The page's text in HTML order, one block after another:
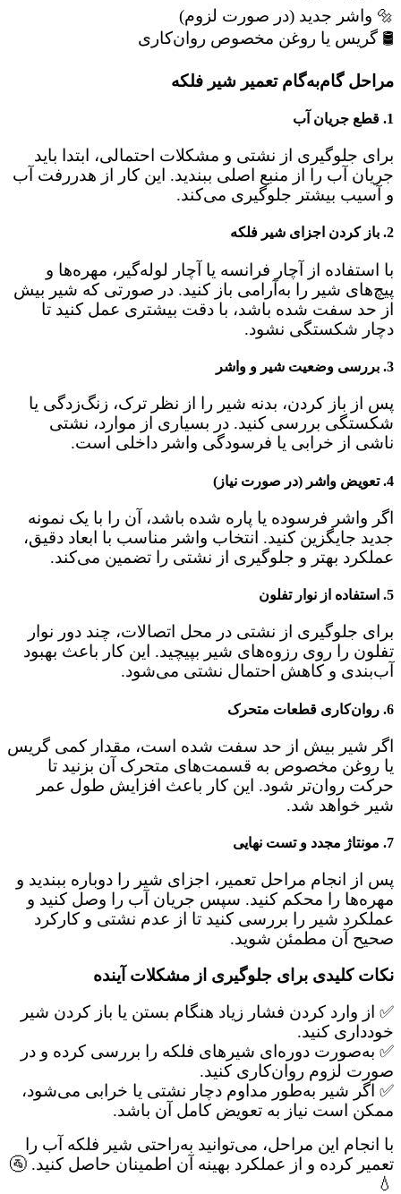
🔩 واشر جدید (در صورت لزوم)
🛢️ گریس یا روغن مخصوص روان‌کاری
مراحل گام‌به‌گام تعمیر شیر فلکه
1. قطع جریان آب
برای جلوگیری از نشتی و مشکلات احتمالی، ابتدا باید
جریان آب را از منبع اصلی ببندید. این کار از هدررفت آب
و آسیب بیشتر جلوگیری می‌کند.
2. باز کردن اجزای شیر فلکه
با استفاده از آچار فرانسه یا آچار لوله‌گیر، مهره‌ها و
پیچ‌های شیر را به‌آرامی باز کنید. در صورتی که شیر بیش
از حد سفت شده باشد، با دقت بیشتری عمل کنید تا
دچار شکستگی نشود.
3. بررسی وضعیت شیر و واشر
پس از باز کردن، بدنه شیر را از نظر ترک، زنگ‌زدگی یا
شکستگی بررسی کنید. در بسیاری از موارد، نشتی
ناشی از خرابی یا فرسودگی واشر داخلی است.
4. تعویض واشر (در صورت نیاز)
اگر واشر فرسوده یا پاره شده باشد، آن را با یک نمونه
جدید جایگزین کنید. انتخاب واشر مناسب با ابعاد دقیق،
عملکرد بهتر و جلوگیری از نشتی را تضمین می‌کند.
5. استفاده از نوار تفلون
برای جلوگیری از نشتی در محل اتصالات، چند دور نوار
تفلون را روی رزوه‌های شیر بپیچید. این کار باعث بهبود
آب‌بندی و کاهش احتمال نشتی می‌شود.
6. روان‌کاری قطعات متحرک
اگر شیر بیش از حد سفت شده است، مقدار کمی گریس
یا روغن مخصوص به قسمت‌های متحرک آن بزنید تا
حرکت روان‌تر شود. این کار باعث افزایش طول عمر
شیر خواهد شد.
7. مونتاژ مجدد و تست نهایی
پس از انجام مراحل تعمیر، اجزای شیر را دوباره ببندید و
مهره‌ها را محکم کنید. سپس جریان آب را وصل کنید و
عملکرد شیر را بررسی کنید تا از عدم نشتی و کارکرد
صحیح آن مطمئن شوید.
نکات کلیدی برای جلوگیری از مشکلات آینده
✅ از وارد کردن فشار زیاد هنگام بستن یا باز کردن شیر
خودداری کنید.
✅ به‌صورت دوره‌ای شیرهای فلکه را بررسی کرده و در
صورت لزوم روان‌کاری کنید.
✅ اگر شیر به‌طور مداوم دچار نشتی یا خرابی می‌شود،
ممکن است نیاز به تعویض کامل آن باشد.
با انجام این مراحل، می‌توانید به‌راحتی شیر فلکه آب را
تعمیر کرده و از عملکرد بهینه آن اطمینان حاصل کنید. 🚰
💧